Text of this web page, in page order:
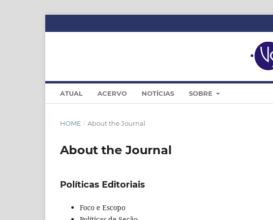
ATUAL ACERVO NOTÍCIAS SOBRE
HOME / About the Journal
About the Journal
Políticas Editoriais
Foco e Escopo